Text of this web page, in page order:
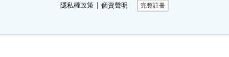
隱私權政策 ∣ 個資聲明 完整註冊